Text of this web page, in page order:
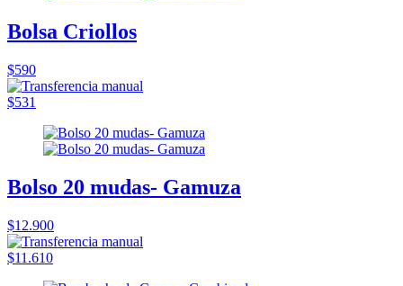
Bolsa Criollos
$590
$531
Bolso 20 mudas- Gamuza
$12.900
$11.610